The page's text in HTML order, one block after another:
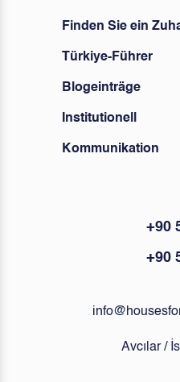
Finden Sie ein
Türkiye-Führer
Blogeinträge
Institutionell
Kommunikation
+90
+90
Avcılar /